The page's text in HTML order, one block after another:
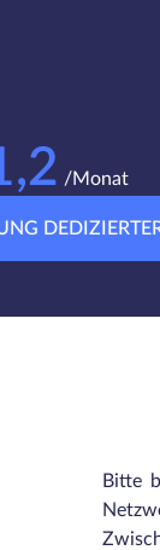
/Monat
Bitte